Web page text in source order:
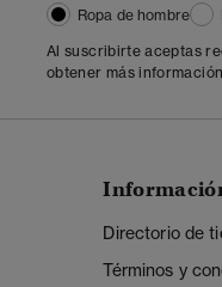
Ropa de hombre
Al suscribirte aceptas
obtener más
Directorio de
Términos y